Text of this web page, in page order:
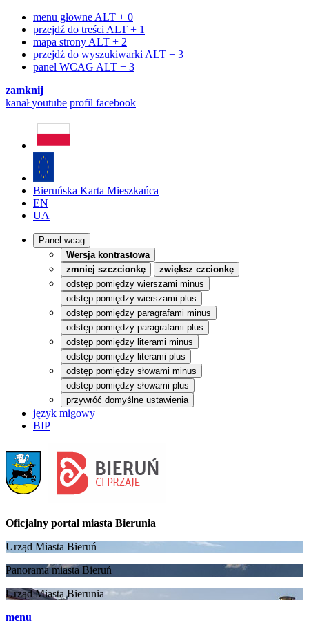
menu głowne ALT + 0
przejdź do treści ALT + 1
mapa strony ALT + 2
przejdź do wyszukiwarki ALT + 3
panel WCAG ALT + 3
zamknij
kanałyoutube profil facebook
Bieruńska Karta Mieszkańca
EN
UA
Panel wcag
Wersja kontrastowa
zmniej szczcionkę
zwiększ czcionkę
odstęp pomiędzy wierszami minus
odstęp pomiędzy wierszami plus
odstęp pomiędzy paragrafami minus
odstęp pomiędzy paragrafami plus
odstęp pomiędzy literami minus
odstęp pomiędzy literami plus
odstęp pomiędzy słowami minus
odstęp pomiędzy słowami plus
przywróć domyślne ustawienia
język migowy
BIP
Oficjalny portal miasta Bierunia
Urząd Miasta Bieruń
Panorama miasta Bieruń
Urząd Miasta Bierunia
menu